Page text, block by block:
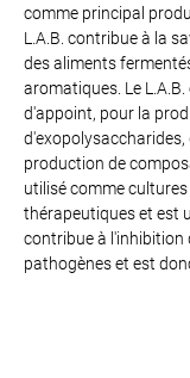
comme principal
L.A.B. contribue à la
des aliments
aromatiques. Le
d'appoint, pour la
d'exopolysaccharides,
production de
utilisé comme
thérapeutiques et est
contribue à l'inhibition
pathogènes et est